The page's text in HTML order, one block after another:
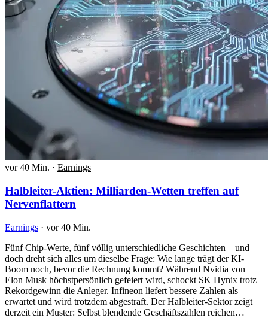
vor 40 Min. · Earnings
Halbleiter-Aktien: Milliarden-Wetten treffen auf
Nervenflattern
Earnings · vor 40 Min.
Fünf Chip-Werte, fünf völlig unterschiedliche Geschichten – und
doch dreht sich alles um dieselbe Frage: Wie lange trägt der KI-
Boom noch, bevor die Rechnung kommt? Während Nvidia von
Elon Musk höchstpersönlich gefeiert wird, schockt SK Hynix trotz
Rekordgewinn die Anleger. Infineon liefert bessere Zahlen als
erwartet und wird trotzdem abgestraft. Der Halbleiter-Sektor zeigt
derzeit ein Muster: Selbst blendende Geschäftszahlen reichen…